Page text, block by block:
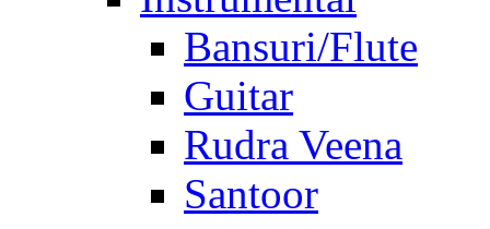
Bansuri/Flute
Guitar
Rudra Veena
Santoor